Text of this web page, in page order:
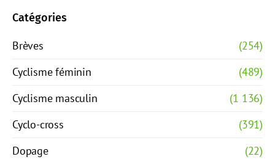
Catégories
Brèves
(254)
Cyclisme féminin
(489)
Cyclisme masculin
(1 136)
Cyclo-cross
(391)
Dopage
(22)